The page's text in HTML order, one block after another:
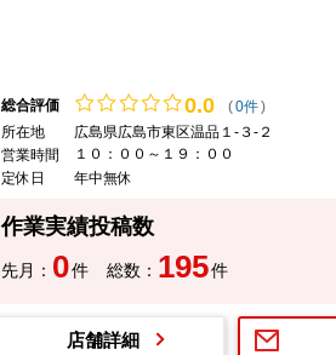
総合評価 0.0 (0件)
所在地
広島県広島市東区温品１-３-２
営業時間
１０：００～１９：００
定休日
年中無休
作業実績投稿数
先月： 0件 総数： 195件
店舗詳細